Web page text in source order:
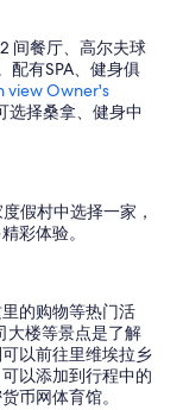
间餐厅、高尔夫球
配有SPA、健身俱
view Owner's
选择桑拿、健身中
假村中选择一家，
彩体验。
的购物等热门活
大楼等景点是了解
以前往里维埃拉乡
以添加到行程中的
币网体育馆。